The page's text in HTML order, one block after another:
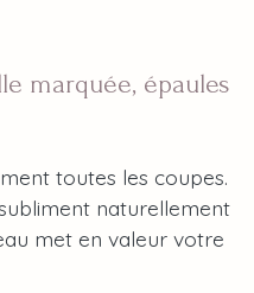
marquée, épaules
toutes les coupes.
naturellement
met en valeur votre